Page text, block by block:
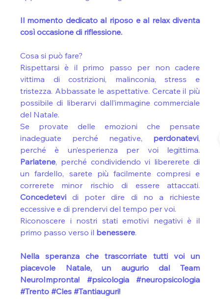
Il momento dedicato al riposo e al relax diventa
così occasione di riflessione.
Cosa si può fare?
Rispettarsi è il primo passo per non cadere
vittima di costrizioni, malinconia, stress e
tristezza. Abbassate le aspettative. Cercate il più
possibile di liberarvi dall’immagine commerciale
del Natale.
Se provate delle emozioni che pensate
inadeguate perché negative, perdonatevi,
Parlatene, perché condividendo vi libererete di
un fardello, sarete più facilmente compresi e
Concedetevi di poter dire di no a richieste
eccessive e di prendervi del tempo per voi.
Riconoscere i nostri stati emotivi negativi è il
primo passo verso il benessere.
Nella speranza che trascorriate tutti voi un
piacevole Natale, un augurio dal Team
NeuroImpronta! #psicologia #neuropsicologia
#Trento #Cles #Tantiauguri!